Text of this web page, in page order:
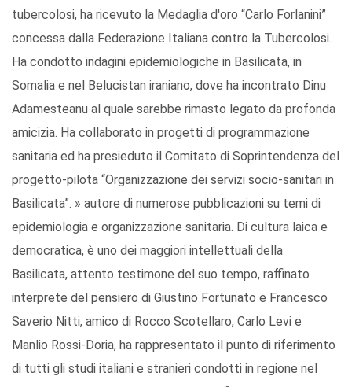
tubercolosi, ha ricevuto la Medaglia d'oro “Carlo Forlanini”
concessa dalla Federazione Italiana contro la Tubercolosi.
Ha condotto indagini epidemiologiche in Basilicata, in
Somalia e nel Belucistan iraniano, dove ha incontrato Dinu
Adamesteanu al quale sarebbe rimasto legato da profonda
amicizia. Ha collaborato in progetti di programmazione
sanitaria ed ha presieduto il Comitato di Soprintendenza del
progetto-pilota “Organizzazione dei servizi socio-sanitari in
Basilicata”. » autore di numerose pubblicazioni su temi di
epidemiologia e organizzazione sanitaria. Di cultura laica e
democratica, è uno dei maggiori intellettuali della
Basilicata, attento testimone del suo tempo, raffinato
interprete del pensiero di Giustino Fortunato e Francesco
Saverio Nitti, amico di Rocco Scotellaro, Carlo Levi e
Manlio Rossi-Doria, ha rappresentato il punto di riferimento
di tutti gli studi italiani e stranieri condotti in regione nel